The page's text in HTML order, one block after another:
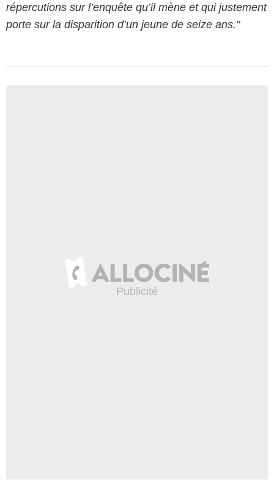
répercutions sur l’enquête qu’il mène et qui justement
porte sur la disparition d’un jeune de seize ans."